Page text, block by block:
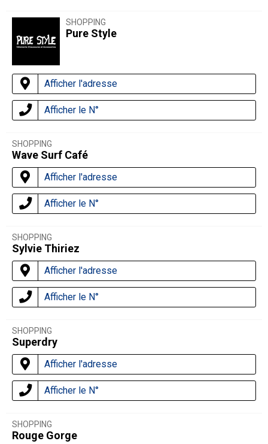
SHOPPING
Pure Style
Afficher l'adresse
Afficher le N°
SHOPPING
Wave Surf Café
Afficher l'adresse
Afficher le N°
SHOPPING
Sylvie Thiriez
Afficher l'adresse
Afficher le N°
SHOPPING
Superdry
Afficher l'adresse
Afficher le N°
SHOPPING
Rouge Gorge